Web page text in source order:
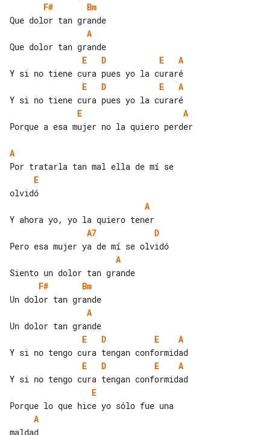
F#
Bm
A
E
D E
A
E
D E
A
E
A
Porque a esa mujer no la quiero perder
A
E
A
A7
D
A
F#
Bm
A
E
D E
A
E
D E
A
E
A